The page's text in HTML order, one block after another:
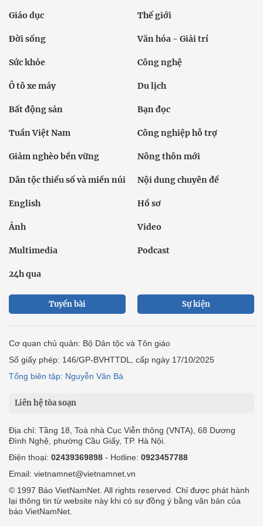
Giáo dục Thế giới
Đời sống Văn hóa - Giải trí
Sức khỏe Công nghệ
Ô tô xe máy Du lịch
Bất động sản Bạn đọc
Tuần Việt Nam Công nghiệp hỗ trợ
Giảm nghèo bền vững Nông thôn mới
Dân tộc thiểu số và miền núi Nội dung chuyên đề
English Hồ sơ
Ảnh Video
Multimedia Podcast
24h qua
Tuyến bài Sự kiện
Cơ quan chủ quản: Bộ Dân tộc và Tôn giáo
Số giấy phép: 146/GP-BVHTTDL, cấp ngày 17/10/2025
Tổng biên tập: Nguyễn Văn Bá
Liên hệ tòa soạn
Địa chỉ: Tầng 18, Toà nhà Cục Viễn thông (VNTA), 68 Dương
Đình Nghệ, phường Cầu Giấy, TP. Hà Nội.
Điện thoại: 02439369898 - Hotline: 0923457788
Email: vietnamnet@vietnamnet.vn
© 1997 Báo VietNamNet. All rights reserved. Chỉ được phát hành
lại thông tin từ website này khi có sự đồng ý bằng văn bản của
báo VietNamNet.